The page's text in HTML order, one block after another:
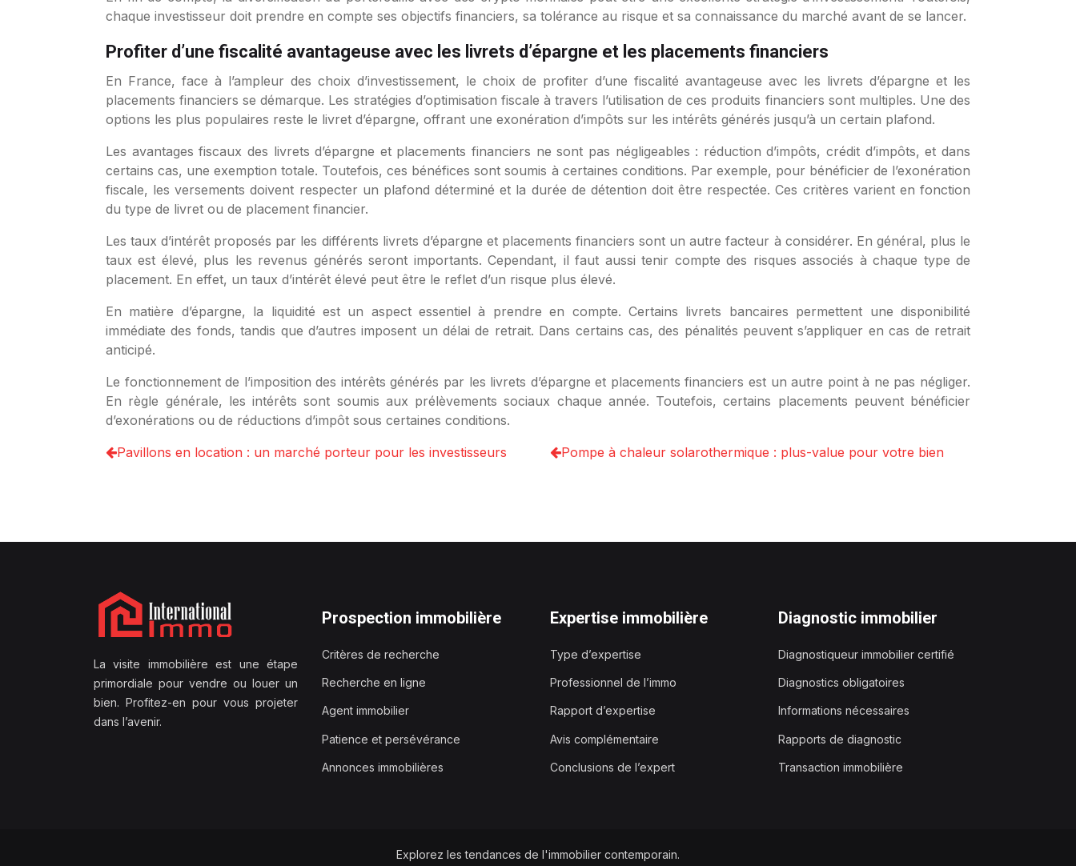
chaque investisseur doit prendre en compte ses objectifs financiers, sa tolérance au risque et sa connaissance du marché avant de se lancer.
Profiter d’une fiscalité avantageuse avec les livrets d’épargne et les placements financiers
En France, face à l’ampleur des choix d’investissement, le choix de profiter d’une fiscalité avantageuse avec les livrets d’épargne et les
placements financiers se démarque. Les stratégies d’optimisation fiscale à travers l’utilisation de ces produits financiers sont multiples. Une des
options les plus populaires reste le livret d’épargne, offrant une exonération d’impôts sur les intérêts générés jusqu’à un certain plafond.
Les avantages fiscaux des livrets d’épargne et placements financiers ne sont pas négligeables : réduction d’impôts, crédit d’impôts, et dans
certains cas, une exemption totale. Toutefois, ces bénéfices sont soumis à certaines conditions. Par exemple, pour bénéficier de l’exonération
fiscale, les versements doivent respecter un plafond déterminé et la durée de détention doit être respectée. Ces critères varient en fonction
du type de livret ou de placement financier.
Les taux d’intérêt proposés par les différents livrets d’épargne et placements financiers sont un autre facteur à considérer. En général, plus le
taux est élevé, plus les revenus générés seront importants. Cependant, il faut aussi tenir compte des risques associés à chaque type de
placement. En effet, un taux d’intérêt élevé peut être le reflet d’un risque plus élevé.
En matière d’épargne, la liquidité est un aspect essentiel à prendre en compte. Certains livrets bancaires permettent une disponibilité
immédiate des fonds, tandis que d’autres imposent un délai de retrait. Dans certains cas, des pénalités peuvent s’appliquer en cas de retrait
anticipé.
Le fonctionnement de l’imposition des intérêts générés par les livrets d’épargne et placements financiers est un autre point à ne pas négliger.
En règle générale, les intérêts sont soumis aux prélèvements sociaux chaque année. Toutefois, certains placements peuvent bénéficier
d’exonérations ou de réductions d’impôt sous certaines conditions.
Pavillons en location : un marché porteur pour les investisseurs
Pompe à chaleur solarothermique : plus-value pour votre bien
La visite immobilière est une étape
primordiale pour vendre ou louer un
bien. Profitez-en pour vous projeter
dans l’avenir.
Prospection immobilière
Critères de recherche
Recherche en ligne
Agent immobilier
Patience et persévérance
Annonces immobilières
Expertise immobilière
Type d’expertise
Professionnel de l’immo
Rapport d’expertise
Avis complémentaire
Conclusions de l’expert
Diagnostic immobilier
Diagnostiqueur immobilier certifié
Diagnostics obligatoires
Informations nécessaires
Rapports de diagnostic
Transaction immobilière
Explorez les tendances de l'immobilier contemporain.